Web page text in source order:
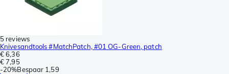
5 reviews
Knivesandtools #MatchPatch, #01 OG-Green, patch
€ 6,36
€ 7,95
-20%Bespaar 1,59